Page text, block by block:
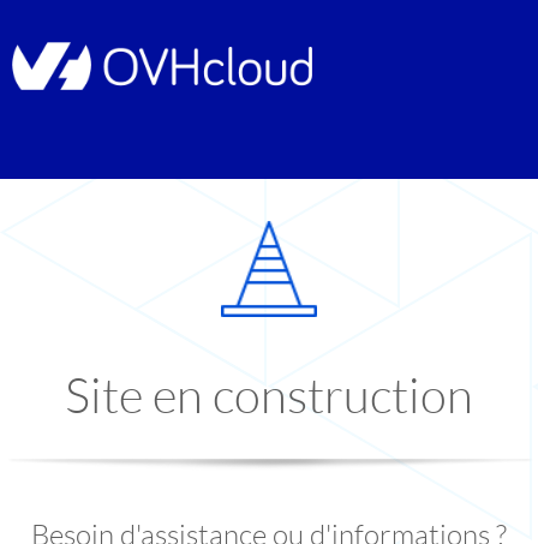
Site en construction
Besoin d'assistance ou d'informations ?